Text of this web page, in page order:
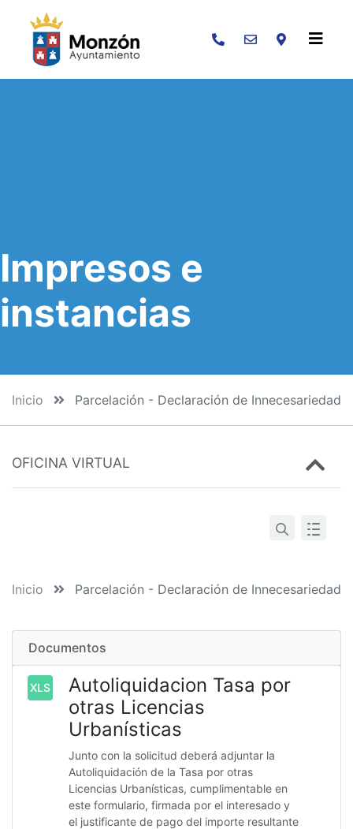
Buscar
Impresos e
instancias
Inicio Parcelación - Declaración de Innecesariedad
OFICINA VIRTUAL
Inicio Parcelación - Declaración de Innecesariedad
Documentos
XLS
Autoliquidacion Tasa por
otras Licencias
Urbanísticas
Junto con la solicitud deberá adjuntar la
Autoliquidación de la Tasa por otras
Licencias Urbanísticas, cumplimentable en
este formulario, firmada por el interesado y
el justificante de pago del importe resultante